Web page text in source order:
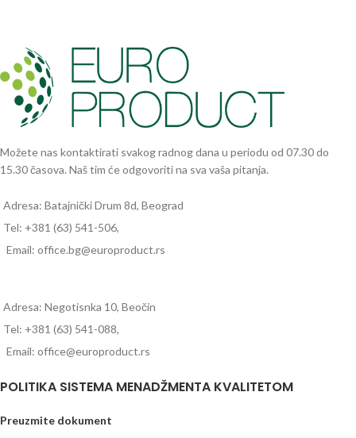
Furniture
A lacus bibendum pulvinar
Možete nas kontaktirati svakog radnog dana u periodu od 07.30 do
15.30 časova. Naš tim će odgovoriti na sva vaša pitanja.
Adresa: Batajnički Drum 8d, Beograd
Tel: +381 (63) 541-506,
Email: office.bg@europroduct.rs
Adresa: Negotisnka 10, Beočin
Tel: +381 (63) 541-088,
Email: office@europroduct.rs
POLITIKA SISTEMA MENADŽMENTA KVALITETOM
Preuzmite dokument